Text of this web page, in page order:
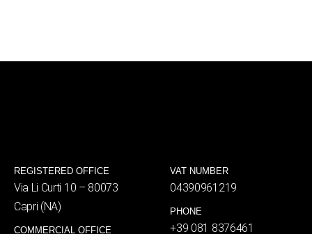
REGISTERED OFFICE
Via Li Curti 10 – 80073
Capri (NA)
COMMERCIAL OFFICE
VAT NUMBER
04390961219
PHONE
+39 081 8376461